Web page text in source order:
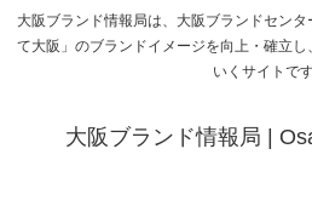
大阪ブランド情報局は、大阪ブランドセン
て大阪」のブランドイメージを向上・確立
いくサイトです
大阪ブランド情報局 |